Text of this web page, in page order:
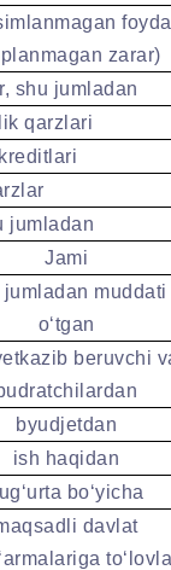
foyda
zarar)
shu jumladan
qarzlari
jumladan
Jami
jumladan muddati
oʻtgan
beruvchi
byudjetdan
ish haqidan
boʻyicha
davlat